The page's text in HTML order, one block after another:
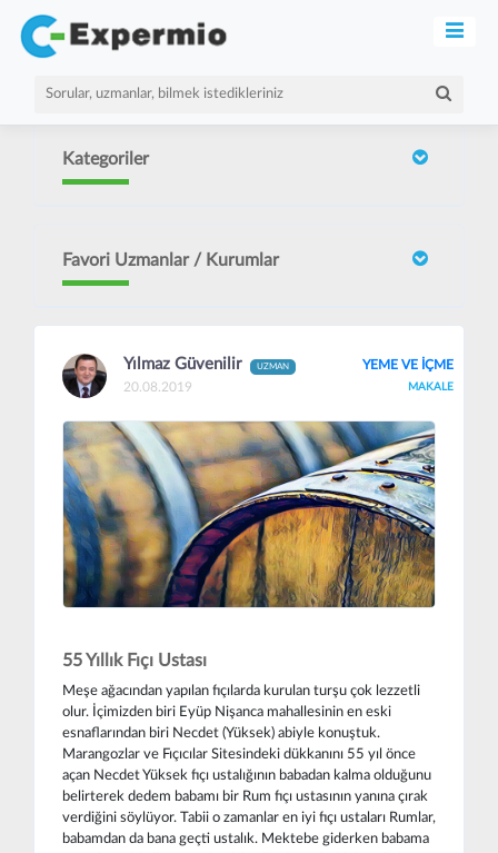
Kategoriler
Favori Uzmanlar / Kurumlar
Yılmaz Güvenilir UZMAN
20.08.2019
YEME VE İÇME
MAKALE
55 Yıllık Fıçı Ustası
Meşe ağacından yapılan fıçılarda kurulan turşu çok lezzetli
olur. İçimizden biri Eyüp Nişanca mahallesinin en eski
esnaflarından biri Necdet (Yüksek) abiyle konuştuk.
Marangozlar ve Fıçıcılar Sitesindeki dükkanını 55 yıl önce
açan Necdet Yüksek fıçı ustalığının babadan kalma olduğunu
belirterek dedem babamı bir Rum fıçı ustasının yanına çırak
verdiğini söylüyor. Tabii o zamanlar en iyi fıçı ustaları Rumlar,
babamdan da bana geçti ustalık. Mektebe giderken babama